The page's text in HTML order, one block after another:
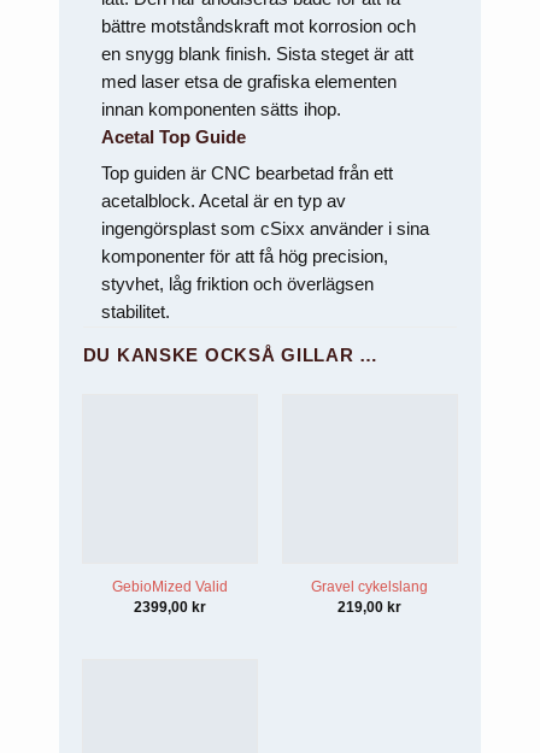
bättre motståndskraft mot korrosion och
en snygg blank finish. Sista steget är att
med laser etsa de grafiska elementen
innan komponenten sätts ihop.
Acetal Top Guide
Top guiden är CNC bearbetad från ett
acetalblock. Acetal är en typ av
ingengörsplast som cSixx använder i sina
komponenter för att få hög precision,
styvhet, låg friktion och överlägsen
stabilitet.
DU KANSKE OCKSÅ GILLAR …
GebioMized Valid
2399,00 kr
Gravel cykelslang
219,00 kr